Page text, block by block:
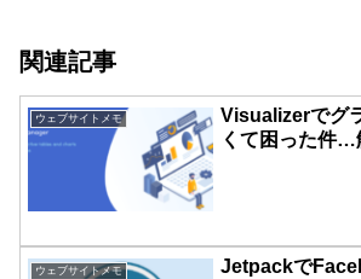
関連記事
ウェブサイトメモ
Visualizerでグ
くて困った件…
ウェブサイトメモ
Jetpackで